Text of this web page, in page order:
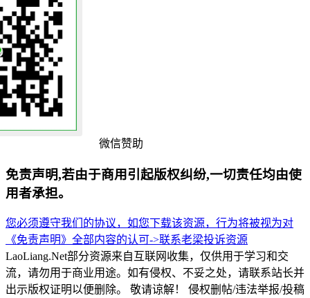
微信赞助
免责声明,若由于商用引起版权纠纷,一切责任均由使
用者承担。
您必须遵守我们的协议，如您下载该资源，行为将被视为对
《免责声明》全部内容的认可->联系老梁投诉资源
LaoLiang.Net部分资源来自互联网收集，仅供用于学习和交
流，请勿用于商业用途。如有侵权、不妥之处，请联系站长并
出示版权证明以便删除。 敬请谅解！ 侵权删帖/违法举报/投稿